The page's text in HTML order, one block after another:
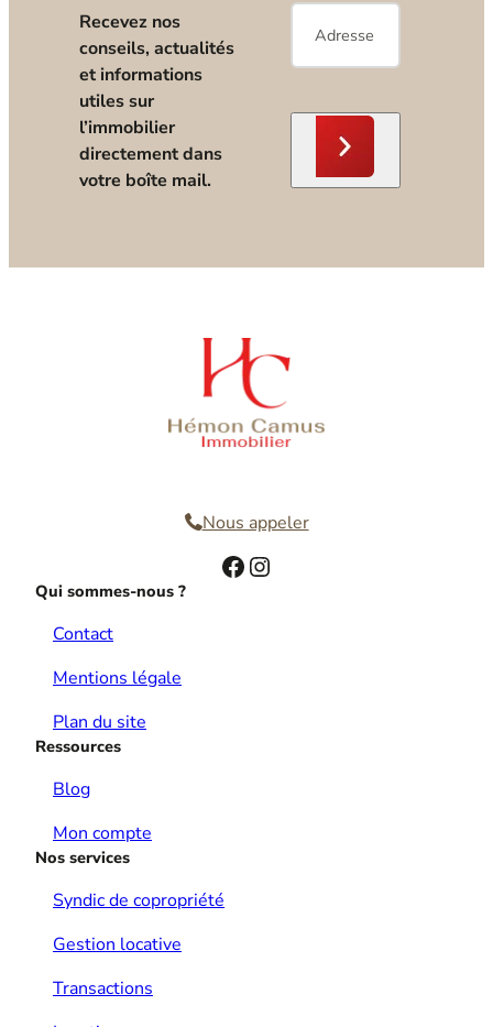
Recevez nos
conseils, actualités
et informations
utiles sur
l’immobilier
directement dans
votre boîte mail.
E-
mail*
Nous appeler
Facebook Instagram
Qui sommes-nous ?
Contact
Mentions légale
Plan du site
Ressources
Blog
Mon compte
Nos services
Syndic de copropriété
Gestion locative
Transactions